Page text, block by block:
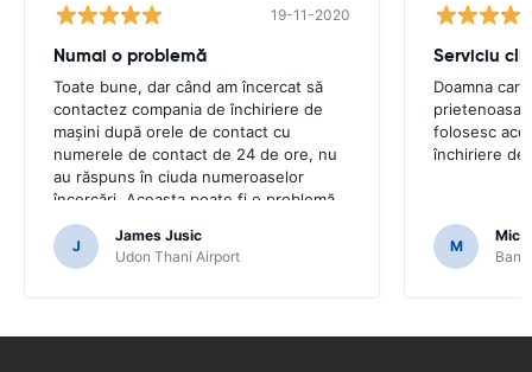
19-11-2020
Numai o problemă
Toate bune, dar când am încercat să
contactez compania de închiriere de
mașini după orele de contact cu
numerele de contact de 24 de ore, nu
au răspuns în ciuda numeroaselor
încercări. Aceasta poate fi o problemă
reală atunci când aveți nevoie de
asistență cu serviciile sau cu mașina.
J
James Jusic
Udon Thani Airport
Serviciu
Doamna
prietenoasa.
folosesc
închiriere de
M